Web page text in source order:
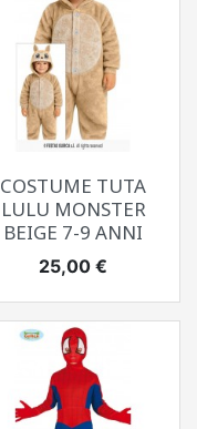
COSTUME TUTA
LULU MONSTER
BEIGE 7-9 ANNI
Prezzo
25,00 €